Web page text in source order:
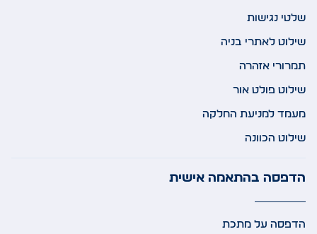
שלטי נגישות
שילוט לאתרי בניה
תמרורי אזהרה
שילוט פולט אור
מעמד למניעת החלקה
שילוט הכוונה
הדפסה בהתאמה אישית
הדפסה על מתכת